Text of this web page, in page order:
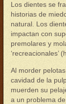
Los dientes se
historias de
natural. Los
impactan con
premolares y
‘recreacionales’
Al morder
cavidad de la
muerden su
a un problema